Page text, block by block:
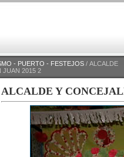
- PUERTO - FESTEJOS / ALCALDE
JUAN 2015 2
ALCALDE Y